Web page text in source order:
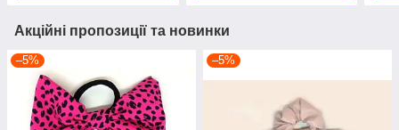
Акційні пропозиції та новинки
–5% –5%